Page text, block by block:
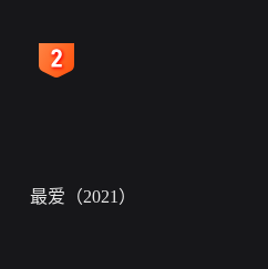
最爱（2021）